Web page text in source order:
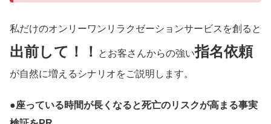
私だけのオンリーワンリラクゼーションサービスを創ると
出前して！！ とお客さんからの強い指名依頼
が自然に増えるシナリオをご説明します。
●座っている時間が長くなると死亡のリスクが高まる事実